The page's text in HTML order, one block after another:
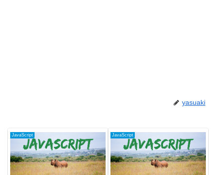
yasuaki
JavaScript JavaScript